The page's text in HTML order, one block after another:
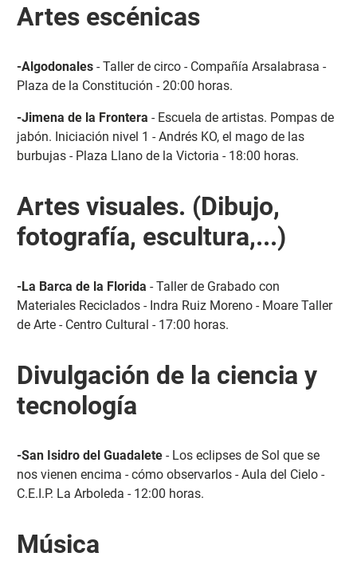
Artes escénicas
-Algodonales- Taller de circo - Compañía Arsalabrasa -
Plaza de la Constitución - 20:00 horas.
-Jimena de la Frontera - Escuela de artistas. Pompas de
jabón. Iniciación nivel 1 - Andrés KO, el mago de las
burbujas - Plaza Llano de la Victoria - 18:00 horas.
Artes visuales. (Dibujo,
fotografía, escultura,...)
-La Barca de la Florida - Taller de Grabado con
Materiales Reciclados - Indra Ruiz Moreno - Moare Taller
de Arte - Centro Cultural - 17:00 horas.
Divulgación de la ciencia y
tecnología
-San Isidro del Guadalete- Los eclipses de Sol que se
nos vienen encima - cómo observarlos - Aula del Cielo -
C.E.I.P. La Arboleda - 12:00 horas.
Música